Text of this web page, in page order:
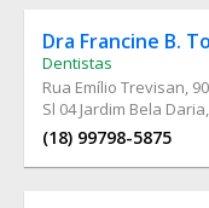
Dra Francine B.
Dentistas
Rua Emílio Trevisan,
Sl 04 Jardim Bela
(18) 99798-5875